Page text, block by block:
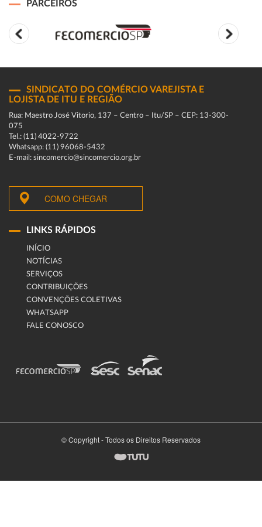
PARCEIROS
SINDICATO DO COMÉRCIO VAREJISTA E
LOJISTA DE ITU E REGIÃO
Rua: Maestro José Vitorio, 137 – Centro – Itu/SP – CEP: 13-300-
075
Tel.: (11) 4022-9722
Whatsapp: (11) 96068-5432
E-mail: sincomercio@sincomercio.org.br
COMO CHEGAR
LINKS RÁPIDOS
INÍCIO
NOTÍCIAS
SERVIÇOS
CONTRIBUIÇÕES
CONVENÇÕES COLETIVAS
WHATSAPP
FALE CONOSCO
© Copyright - Todos os Direitos Reservados